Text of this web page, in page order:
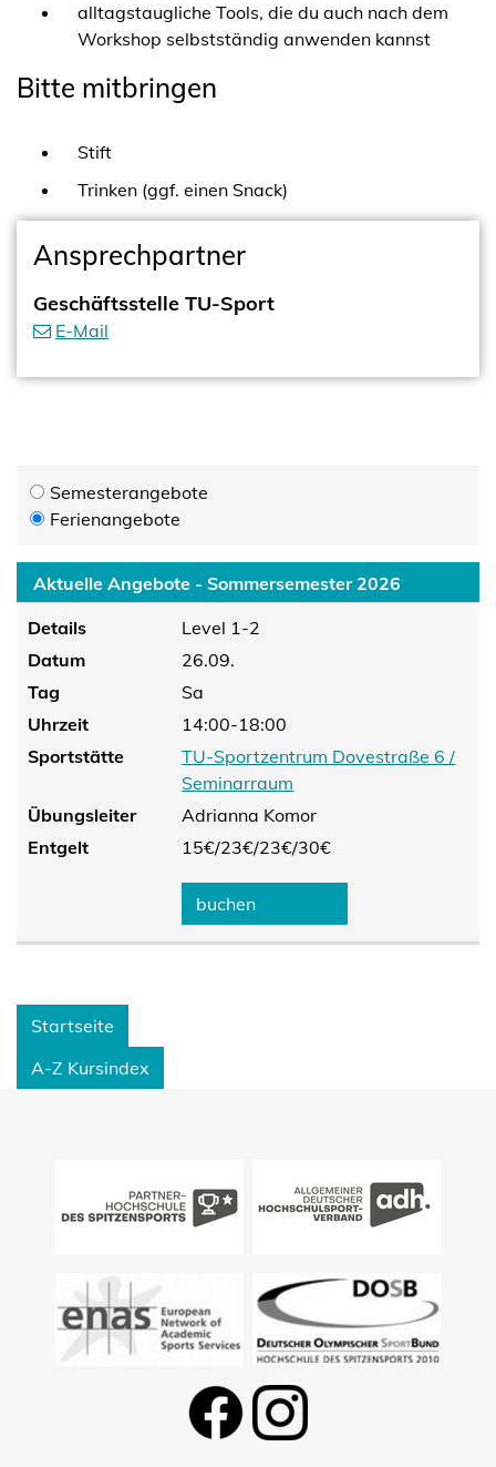
alltagstaugliche Tools, die du auch nach dem
Workshop selbstständig anwenden kannst
Bitte mitbringen
Stift
Trinken (ggf. einen Snack)
Ansprechpartner
Geschäftsstelle TU-Sport
E-Mail
Semesterangebote
Ferienangebote
Aktuelle Angebote - Sommersemester 2026
Details
Level 1-2
Datum
26.09.
Tag
Sa
Uhrzeit
14:00-18:00
Sportstätte
TU-Sportzentrum Dovestraße 6 /
Seminarraum
Übungsleiter
Adrianna Komor
Entgelt
15€/23€/23€/30€
buchen
Startseite
A-Z Kursindex